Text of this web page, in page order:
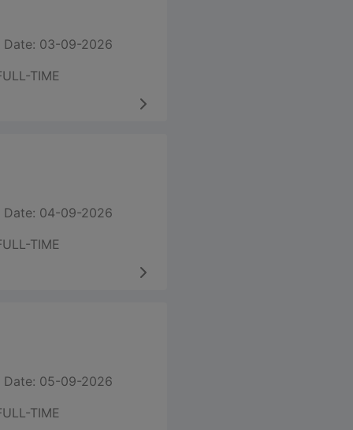
Date: 03-09-2026
TIME
Date: 04-09-2026
TIME
Date: 05-09-2026
TIME